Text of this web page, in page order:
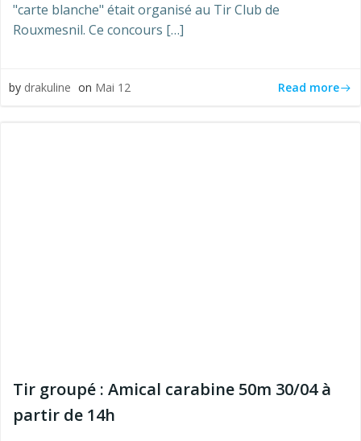
"carte blanche" était organisé au Tir Club de
Rouxmesnil. Ce concours […]
by drakuline on Mai 12 Read more
Tir groupé : Amical carabine 50m 30/04 à
partir de 14h